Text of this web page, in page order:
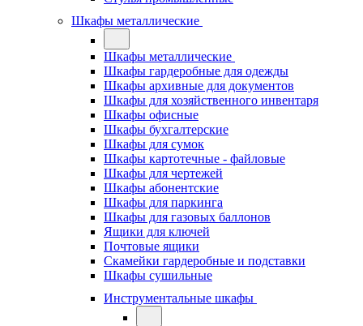
Шкафы металлические
Шкафы металлические
Шкафы гардеробные для одежды
Шкафы архивные для документов
Шкафы для хозяйственного инвентаря
Шкафы офисные
Шкафы бухгалтерские
Шкафы для сумок
Шкафы картотечные - файловые
Шкафы для чертежей
Шкафы абонентские
Шкафы для паркинга
Шкафы для газовых баллонов
Ящики для ключей
Почтовые ящики
Скамейки гардеробные и подставки
Шкафы сушильные
Инструментальные шкафы